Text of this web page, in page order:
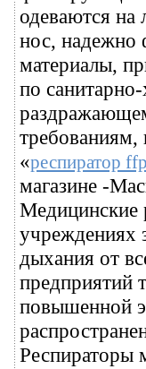
одеваются на
нос, надежно
материалы,
по
«респиратор
магазине -
Медицинские
учреждениях
дыхания от
предприятий
повышенной
Респираторы